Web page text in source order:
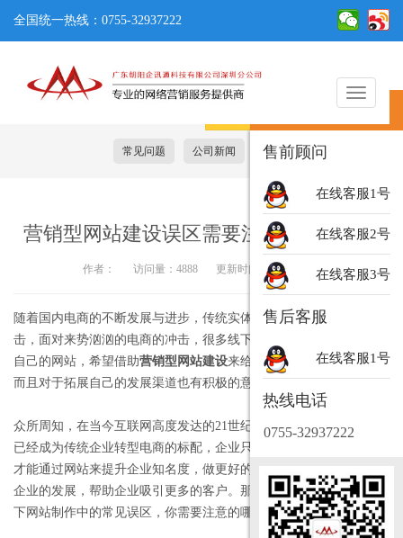
全国统一热线：0755-32937222
切
常见问题 公司新闻 行业资讯
营销型网站建设误区需要注意的哪几点？
作者： 访问量：4888 更新时间：2017-07-29
随着国内电商的不断发展与进步，传统实体店铺受到了很大的冲
击，面对来势汹汹的电商的冲击，很多线下传统企业也纷纷做起了
自己的网站，希望借助营销型网站建设来给企业带来更多的收获，
而且对于拓展自己的发展渠道也有积极的意义。
众所周知，在当今互联网高度发达的21世纪，营销型网站建设俨然
已经成为传统企业转型电商的标配，企业只有先做好自己的网站，
才能通过网站来提升企业知名度，做更好的、更全面的宣传，促进
企业的发展，帮助企业吸引更多的客户。那么，下面我们来探讨一
下网站制作中的常见误区，你需要注意的哪几点？
售前顾问
在线客服1号
在线客服2号
在线客服3号
售后客服
在线客服1号
热线电话
0755-32937222